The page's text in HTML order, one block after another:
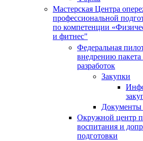
Мастерская Центра
профессиональной
по компетенции
и фитнес"
Федеральная
внедрению
разработок
Закупки
Окружной центр
воспитания и
подготовки